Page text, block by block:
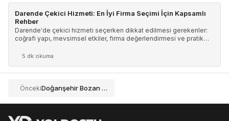
Darende Çekici Hizmeti: En İyi Firma Seçimi İçin Kapsamlı
Rehber
Darende'de çekici hizmeti seçerken dikkat edilmesi gerekenler:
coğrafi yapı, mevsimsel etkiler, firma değerlendirmesi ve pratik
5 dk okuma
Önceki Doğanşehir Bozan Oto Kurtarma